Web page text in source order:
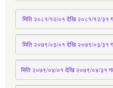
मिति २०८१/१२/०१ देखि २०८१/१२/३१
मिति २०७९/०३/०१ देखि २०७९/०३/३१
मिति २०७९/०४/०१ देखि २०७९/०४/३१